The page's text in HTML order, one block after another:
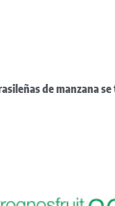
de manzana se